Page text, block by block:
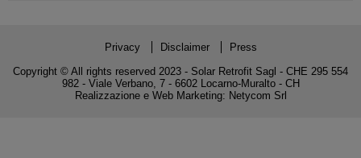
Privacy Disclaimer
Press
Copyright © All rights reserved 2023 - Solar Retrofit Sagl - CHE 295 554
982 - Viale Verbano, 7 - 6602 Locarno-Muralto - CH
Realizzazione e Web Marketing: Netycom Srl